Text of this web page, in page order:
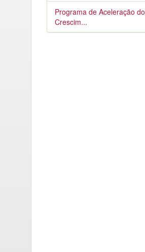
Programa de Aceleração do
Crescim...